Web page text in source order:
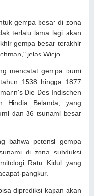
gempa besar di zona
terlalu lama lagi akan
gempa besar terakhir
jelas Widjo.
mencatat gempa bumi
1538 hingga 1877
Die Des Indischen
Hindia Belanda, yang
dan 36 tsunami besar
bahwa potensi gempa
di zona subduksi
Ratu Kidul yang
pangkur.
diprediksi kapan akan